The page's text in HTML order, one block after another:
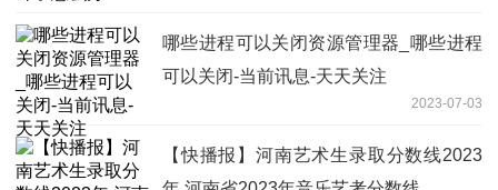
哪些进程可以关闭资源管理器_哪些进程
可以关闭-当前讯息-天天关注
2023-07-03
【快播报】河南艺术生录取分数线2023